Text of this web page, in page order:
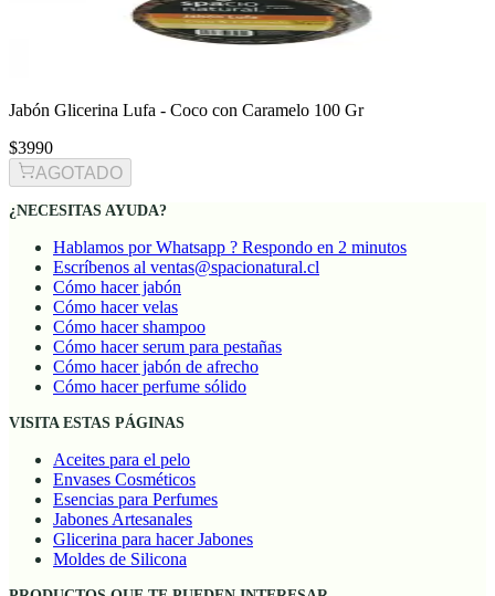
Jabón Glicerina Lufa - Coco con Caramelo 100 Gr
$3990
AGOTADO
¿NECESITAS AYUDA?
Hablamos por Whatsapp ? Respondo en 2 minutos
Escríbenos al ventas@spacionatural.cl
Cómo hacer jabón
Cómo hacer velas
Cómo hacer shampoo
Cómo hacer serum para pestañas
Cómo hacer jabón de afrecho
Cómo hacer perfume sólido
VISITA ESTAS PÁGINAS
Aceites para el pelo
Envases Cosméticos
Esencias para Perfumes
Jabones Artesanales
Glicerina para hacer Jabones
Moldes de Silicona